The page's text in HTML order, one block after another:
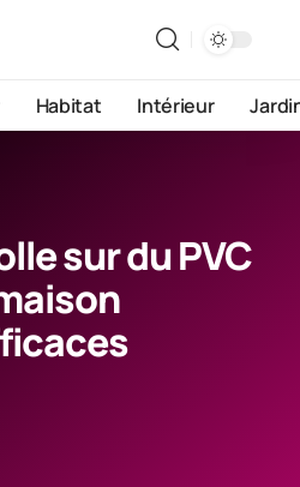
Habitat Intérieur
sur du PVC